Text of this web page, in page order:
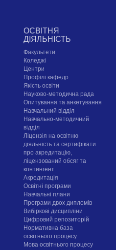
ОСВІТНЯ
ДІЯЛЬНІСТЬ
Факультети
Коледжі
Центри
Профілі кафедр
Якість освіти
Науково-методична рада
Опитування та анкетування
Навчальний відділ
Навчально-методичний
відділ
Ліцензія на освітню
діяльність та сертифікати
про акредитацію,
ліцензований обсяг та
контингент
Акредитація
Освітні програми
Навчальні плани
Програми двох дипломів
Вибіркові дисципліни
Цифровий репозиторій
Нормативна база
освітнього процесу
Мова освітнього процесу